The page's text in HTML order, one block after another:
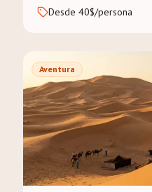
Desde 40$/persona
Aventura